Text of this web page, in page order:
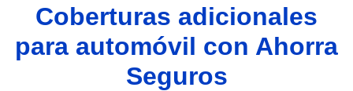
Coberturas adicionales
para automóvil con Ahorra
Seguros